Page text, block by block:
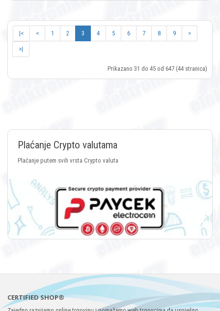
|< < 1 2 3 4 5 6 7 8 9 >
>|
Prikazano 31 do 45 od 647 (44 stranica)
Plaćanje Crypto valutama
Plaćanje putem svih vrsta Crypto valuta
CERTIFIED SHOP®